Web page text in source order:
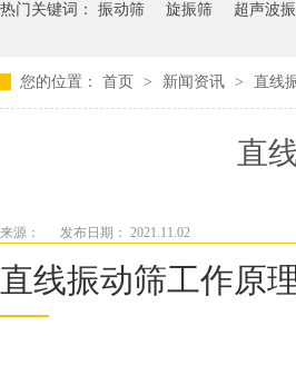
热门关键词： 振动筛 旋振筛 超声波
您的位置： 首页 > 新闻资讯 > 直线
直
来源： 发布日期： 2021.11.02
直线振动筛工作原